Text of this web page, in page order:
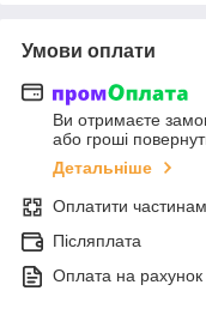
Умови оплати
Ви отримаєте
або гроші
Детальніше
Оплатити
Післяплата
Оплата на рахунок